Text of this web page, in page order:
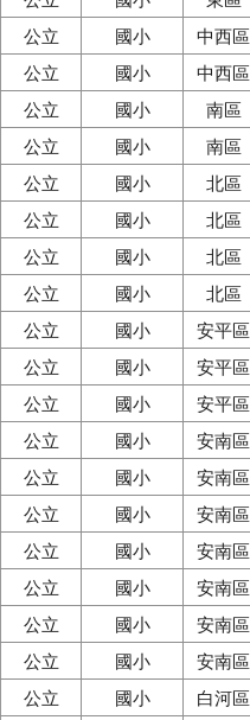
公立 國小 中西區
公立 國小 中西區
公立 國小 南區
公立 國小 南區
公立 國小 北區
公立 國小 北區
公立 國小 北區
公立 國小 北區
公立 國小 安平區
公立 國小 安平區
公立 國小 安平區
公立 國小 安南區
公立 國小 安南區
公立 國小 安南區
公立 國小 安南區
公立 國小 安南區
公立 國小 安南區
公立 國小 安南區
公立 國小 白河區